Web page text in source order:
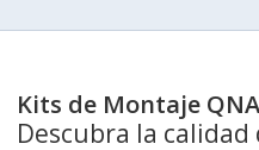
Kits de Montaje
Descubra la